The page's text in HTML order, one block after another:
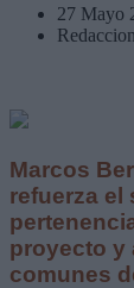
27 Mayo
Redaccion
Marcos
refuerza el
proyecto y
comunes